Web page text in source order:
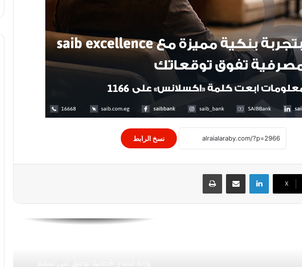
نسخ الرابط
X
لينكدإن مشاركة عبر البريد طباعة
وزارة الشباب : منحة ناصر للقيادة الدولية
تُعلن بشكل رسمي النتائج النهائية
للمتقدمين المصريين للمشاركة في
نسختها الثالثة ٢٠٢٢
عمومية كيما تعتمد موازنة 2026-2027
وتستهدف 1.5 مليار جنيه أرباحاً.. وتوافق
على بيع وحدات سكنية
الاستثمارات بمحافظة القاهرة
إرتفاع أسعار البنزين والسولار
تنمية المشروعات: تمويل 1.24 مليون